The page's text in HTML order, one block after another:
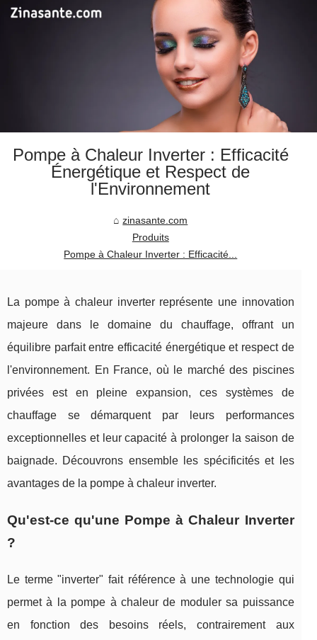
Pompe à Chaleur Inverter : Efficacité
Énergétique et Respect de
l'Environnement
zinasante.com
Produits
Pompe à Chaleur Inverter : Efficacité...
La pompe à chaleur inverter représente une innovation
majeure dans le domaine du chauffage, offrant un
équilibre parfait entre efficacité énergétique et respect de
l'environnement. En France, où le marché des piscines
privées est en pleine expansion, ces systèmes de
chauffage se démarquent par leurs performances
exceptionnelles et leur capacité à prolonger la saison de
baignade. Découvrons ensemble les spécificités et les
avantages de la pompe à chaleur inverter.
Qu'est-ce qu'une Pompe à Chaleur Inverter
?
Le terme "inverter" fait référence à une technologie qui
permet à la pompe à chaleur de moduler sa puissance
en fonction des besoins réels, contrairement aux